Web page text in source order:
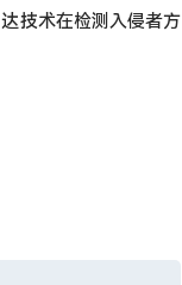
技术在检测入侵者方